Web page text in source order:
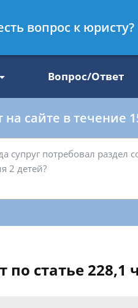
Вопрос/Ответ
сайте в течение
по статье 228,1
вопрос к юристу?